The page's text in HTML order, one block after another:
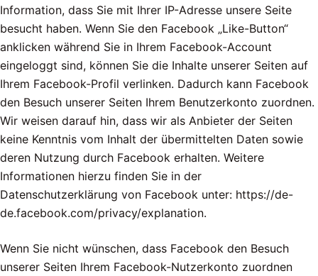
Information, dass Sie mit Ihrer IP-Adresse unsere Seite
besucht haben. Wenn Sie den Facebook „Like-Button“
anklicken während Sie in Ihrem Facebook-Account
eingeloggt sind, können Sie die Inhalte unserer Seiten auf
Ihrem Facebook-Profil verlinken. Dadurch kann Facebook
den Besuch unserer Seiten Ihrem Benutzerkonto zuordnen.
Wir weisen darauf hin, dass wir als Anbieter der Seiten
keine Kenntnis vom Inhalt der übermittelten Daten sowie
deren Nutzung durch Facebook erhalten. Weitere
Informationen hierzu finden Sie in der
Datenschutzerklärung von Facebook unter: https://de-
de.facebook.com/privacy/explanation.
Wenn Sie nicht wünschen, dass Facebook den Besuch
unserer Seiten Ihrem Facebook-Nutzerkonto zuordnen